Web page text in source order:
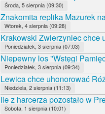
Środa, 5 sierpnia (09:30)
Znakomita replika Mazurek
Wtorek, 4 sierpnia (09:28)
Krakowski Zwierzyniec chce
Poniedziałek, 3 sierpnia (07:03)
Niepewny los "Wstęgi
Poniedziałek, 3 sierpnia (09:34)
Lewica chce uhonorować
Niedziela, 2 sierpnia (11:13)
Ile z harcerza pozostało w
Sobota, 1 sierpnia (10:01)